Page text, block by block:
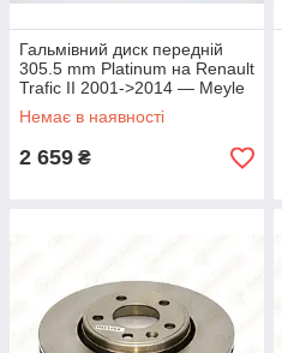
Гальмівний диск передній
305.5 mm Platinum на Renault
Trafic II 2001->2014 — Meyle
(Німеччина) -
MY6155210014/PD
Немає в наявності
2 659 ₴